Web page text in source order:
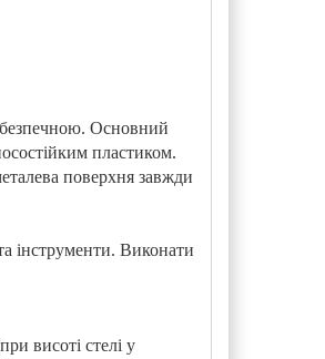
безпечною. Основний
пластиком.
поверхня завжди
інструменти. Виконати
висоті стелі у